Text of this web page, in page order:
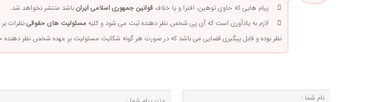
پیام هایی که حاوی توهین، افترا و یا خلاف قوانین جمهوری اسلامی ایرانباشد منتشر نخواهد شد.
لازم به یادآوری است که آی پی شخص نظر دهنده ثبت می شود و کلیه مسئولیت های حقوقینظرات
نظر بوده و قابل پیگیری قضایی می باشد که در صورت هر گونه شکایت مسئولیت بر عهده شخص نظر دهنده